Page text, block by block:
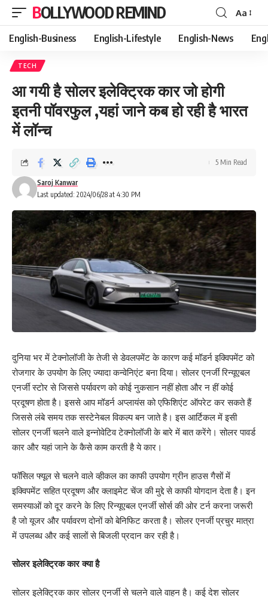
BOLLYWOOD REMIND
Font
Resizer
Aa
English-Business English-Lifestyle English-News
TECH
आ गयी है सोलर इलेक्ट्रिक कार जो होगी
इतनी पॉवरफुल ,यहां जाने कब हो रही है भारत
में लॉन्च
Last updated: 2024/06/28 at 4:30 PM
Saroj Kanwar
5 Min Read
दुनिया भर में टेक्नोलॉजी के तेजी से डेवलपमेंट के कारण कई मॉडर्न इक्विपमेंट को
रोजगार के उपयोग के लिए ज्यादा कन्वेनिएंट बना दिया। सोलर एनर्जी रिन्यूएबल
एनर्जी स्टोर से जिससे पर्यावरण को कोई नुकसान नहीं होता और न हीं कोई
प्रदूषण होता है। इससे आप मॉडर्न अप्लायंस को एफिशिएंट ऑपरेट कर सकते हैं
जिससे लंबे समय तक सस्टेनेबल विकल्प बन जाते है। इस आर्टिकल में इसी
सोलर एनर्जी चलने वाले इन्नोवेटिव टेक्नोलॉजी के बारे में बात करेंगे। सोलर पावर्ड
कार और यहां जाने के कैसे काम करती है ये कार।
फॉसिल फ्यूल से चलने वाले व्हीकल का काफी उपयोग ग्रीन हाउस गैसों में
इक्विपमेंट सहित प्रदूषण और क्लाइमेट चेंज की मुद्दे से काफी योगदान देता है। इन
समस्याओं को दूर करने के लिए रिन्यूएबल एनर्जी सोर्स की ओर टर्न करना जरूरी
है जो यूजर और पर्यावरण दोनों को बेनिफिट करता है। सोलर एनर्जी प्रचुर मात्रा
में उपलब्ध और कई सालों से बिजली प्रदान कर रही है।
सोलर इलेक्ट्रिक कार क्या है
सोलर इलेक्ट्रिक कार सोलर एनर्जी से चलने वाले वाहन है। कई देश सोलर